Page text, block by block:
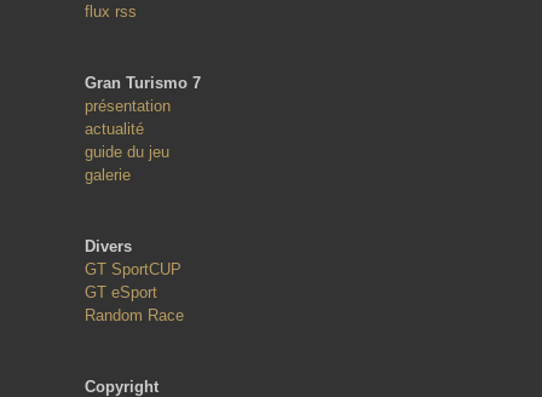
flux rss
Gran Turismo 7
présentation
actualité
guide du jeu
galerie
Divers
GT SportCUP
GT eSport
Random Race
Copyright